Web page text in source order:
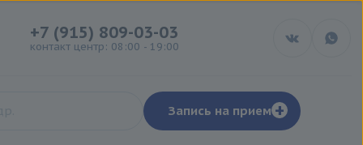
+7 (915) 809-03-03
контакт центр: 08:00 - 19:00
Запись на прием +